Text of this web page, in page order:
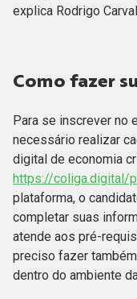
explica Rodrigo
Como fazer
Para se inscrever no
necessário realizar
digital de economia
https://coliga.digital/
plataforma, o
completar suas
atende aos pré-
preciso fazer
dentro do ambiente